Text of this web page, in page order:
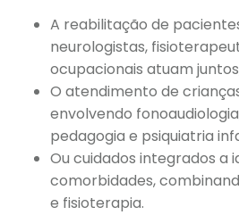
A reabilitação de
neurologistas,
ocupacionais atuam
O atendimento de
envolvendo
pedagogia e psiquiatria
Ou cuidados integrados a
comorbidades,
e fisioterapia.